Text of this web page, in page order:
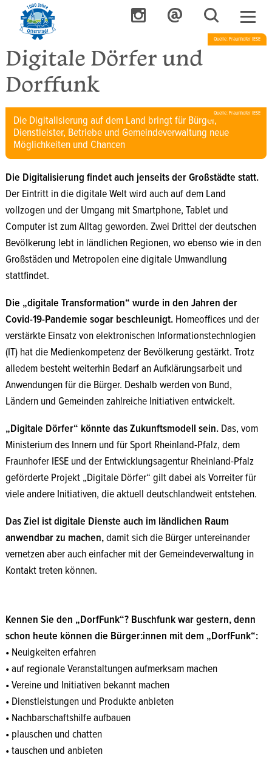
Quelle: Fraunhofer IESE
Digitale Dörfer und
Dorffunk
Quelle: Fraunhofer IESE
Die Digitalisierung auf dem Land bringt für Bürger,
Dienstleister, Betriebe und Gemeindeverwaltung neue
Möglichkeiten und Chancen
Die Digitalisierung findet auch jenseits der Großstädte statt.
Der Eintritt in die digitale Welt wird auch auf dem Land
vollzogen und der Umgang mit Smartphone, Tablet und
Computer ist zum Alltag geworden. Zwei Drittel der deutschen
Bevölkerung lebt in ländlichen Regionen, wo ebenso wie in den
Großstäden und Metropolen eine digitale Umwandlung
stattfindet.
Die „digitale Transformation“ wurde in den Jahren der
Covid-19-Pandemie sogar beschleunigt. Homeoffices und der
verstärkte Einsatz von elektronischen Informationstechnlogien
(IT) hat die Medienkompetenz der Bevölkerung gestärkt. Trotz
alledem besteht weiterhin Bedarf an Aufklärungsarbeit und
Anwendungen für die Bürger. Deshalb werden von Bund,
Ländern und Gemeinden zahlreiche Initiativen entwickelt.
„Digitale Dörfer“ könnte das Zukunftsmodell sein. Das, vom
Ministerium des Innern und für Sport Rheinland-Pfalz, dem
Fraunhofer IESE und der Entwicklungsagentur Rheinland-Pfalz
geförderte Projekt „Digitale Dörfer“ gilt dabei als Vorreiter für
viele andere Initiativen, die aktuell deutschlandweit entstehen.
Das Ziel ist digitale Dienste auch im ländlichen Raum
anwendbar zu machen,damit sich die Bürger untereinander
vernetzen aber auch einfacher mit der Gemeindeverwaltung in
Kontakt treten können.
Kennen Sie den „DorfFunk“? Buschfunk war gestern, denn
schon heute können die Bürger:innen mit dem „DorfFunk“:
• Neuigkeiten erfahren
•auf regionale Veranstaltungen aufmerksam machen
•Vereine und Initiativen bekannt machen
• Dienstleistungen und Produkte anbieten
• Nachbarschaftshilfe aufbauen
• plauschen und chatten
•tauschen und anbieten